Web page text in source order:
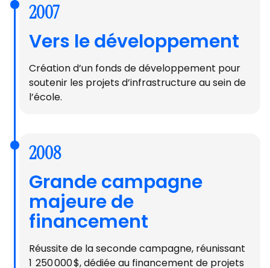
2007
Vers le développement
Création d’un fonds de développement pour
soutenir les projets d’infrastructure au sein de
l’école.
2008
Grande campagne
majeure de
financement
Réussite de la seconde campagne, réunissant
1 250 000 $, dédiée au financement de projets